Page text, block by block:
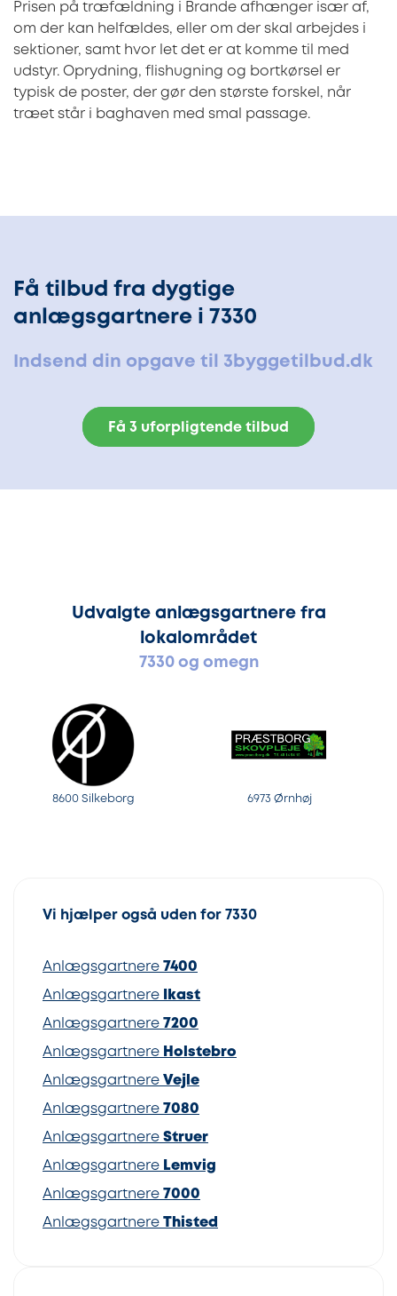
Prisen på træfældning i Brande afhænger især af,
om der kan helfældes, eller om der skal arbejdes i
sektioner, samt hvor let det er at komme til med
udstyr. Oprydning, flishugning og bortkørsel er
typisk de poster, der gør den største forskel, når
træet står i baghaven med smal passage.
Få tilbud fra dygtige
anlægsgartnere i 7330
Indsend din opgave til 3byggetilbud.dk
Få 3 uforpligtende tilbud
Udvalgte anlægsgartnere fra
lokalområdet
7330 og omegn
8600 Silkeborg 6973 Ørnhøj
Vi hjælper også uden for 7330
Anlægsgartnere 7400
Anlægsgartnere Ikast
Anlægsgartnere 7200
Anlægsgartnere Holstebro
Anlægsgartnere Vejle
Anlægsgartnere 7080
Anlægsgartnere Struer
Anlægsgartnere Lemvig
Anlægsgartnere 7000
Anlægsgartnere Thisted